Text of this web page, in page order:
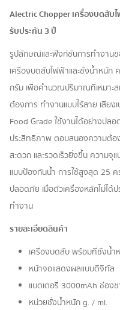
Alectric Chopper เครื่องบดสับ
รับประกัน 3 ปี
รูปลักษณ์และฟังก์ชันการทำงาน
เครื่องบดสับไฟฟ้าและชั่งน้ำหนัก
กรัม เพื่อคำนวณปริมาณที่เหมาะ
ต้องการ ทำงานแบบไร้สาย เสีย
Food Grade ใช้งานได้อย่างป
ประสิทธิภาพ ตอบสนองความต้อ
สะดวก และรวดเร็วยิ่งขึ้น ความ
แบบป้องกันน้ำ การใช้สูงสุด 25 ค
ปลอดภัย เมื่อตัวเครื่องหลักไม่ได้
ทำงาน
รายละเอียดสินค้า
เครื่องบดสับ พร้อมที่ชั่งน้ำ
หน้าจอแสดงผลแบบดิจิทัล
แบตเตอรี่ 3000mAh ช่องช
หน่วยชั่งน้ำหนัก g. / ml.